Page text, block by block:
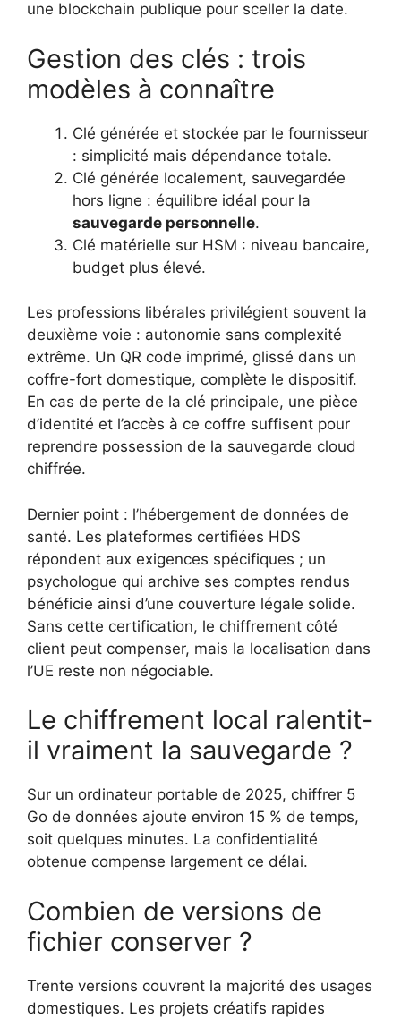
une blockchain publique pour sceller la date.
Gestion des clés : trois
modèles à connaître
Clé générée et stockée par le fournisseur
: simplicité mais dépendance totale.
Clé générée localement, sauvegardée
hors ligne : équilibre idéal pour la
sauvegarde personnelle.
Clé matérielle sur HSM : niveau bancaire,
budget plus élevé.
Les professions libérales privilégient souvent la
deuxième voie : autonomie sans complexité
extrême. Un QR code imprimé, glissé dans un
coffre-fort domestique, complète le dispositif.
En cas de perte de la clé principale, une pièce
d’identité et l’accès à ce coffre suffisent pour
reprendre possession de la sauvegarde cloud
chiffrée.
Dernier point : l’hébergement de données de
santé. Les plateformes certifiées HDS
répondent aux exigences spécifiques ; un
psychologue qui archive ses comptes rendus
bénéficie ainsi d’une couverture légale solide.
Sans cette certification, le chiffrement côté
client peut compenser, mais la localisation dans
l’UE reste non négociable.
Le chiffrement local ralentit-
il vraiment la sauvegarde ?
Sur un ordinateur portable de 2025, chiffrer 5
Go de données ajoute environ 15 % de temps,
soit quelques minutes. La confidentialité
obtenue compense largement ce délai.
Combien de versions de
fichier conserver ?
Trente versions couvrent la majorité des usages
domestiques. Les projets créatifs rapides